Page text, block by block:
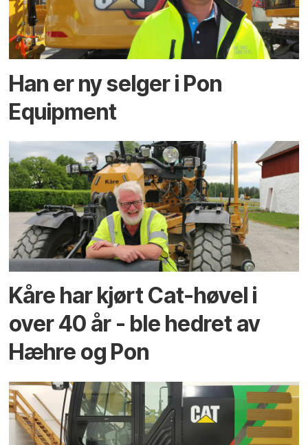
Han er ny selger i Pon
Equipment
Kåre har kjørt Cat-høvel i
over 40 år - ble hedret av
Hæhre og Pon